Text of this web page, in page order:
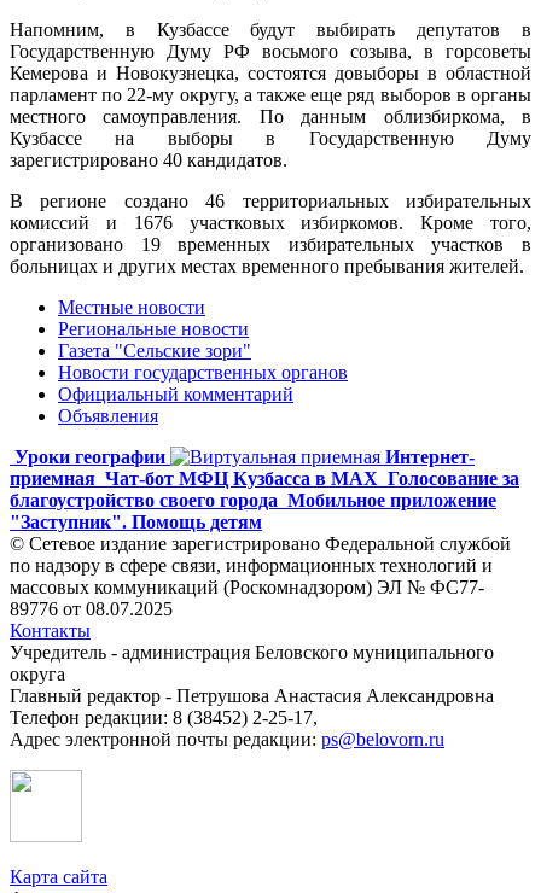
Напомним, в Кузбассе будут выбирать депутатов в
Государственную Думу РФ восьмого созыва, в горсоветы
Кемерова и Новокузнецка, состоятся довыборы в областной
парламент по 22-му округу, а также еще ряд выборов в органы
местного самоуправления. По данным облизбиркома, в
Кузбассе на выборы в Государственную Думу
зарегистрировано 40 кандидатов.
В регионе создано 46 территориальных избирательных
комиссий и 1676 участковых избиркомов. Кроме того,
организовано 19 временных избирательных участков в
больницах и других местах временного пребывания жителей.
Местные новости
Региональные новости
Газета "Сельские зори"
Новости государственных органов
Официальный комментарий
Объявления
Уроки географии
Интернет-
приемная Чат-бот МФЦ Кузбасса в MAX Голосование за
благоустройство своего города Мобильное приложение
"Заступник". Помощь детям
© Сетевое издание зарегистрировано Федеральной службой
по надзору в сфере связи, информационных технологий и
массовых коммуникаций (Роскомнадзором) ЭЛ № ФС77-
89776 от 08.07.2025
Контакты
Учредитель - администрация Беловского муниципального
округа
Главный редактор - Петрушова Анастасия Александровна
Телефон редакции: 8 (38452) 2-25-17,
Адрес электронной почты редакции: ps@belovorn.ru
Карта сайта